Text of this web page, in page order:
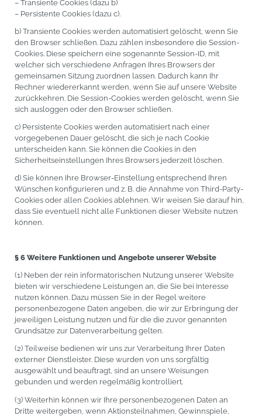
– Transiente Cookies (dazu b)
– Persistente Cookies (dazu c).
b) Transiente Cookies werden automatisiert gelöscht, wenn Sie
den Browser schließen. Dazu zählen insbesondere die Session-
Cookies. Diese speichern eine sogenannte Session-ID, mit
welcher sich verschiedene Anfragen Ihres Browsers der
gemeinsamen Sitzung zuordnen lassen. Dadurch kann Ihr
Rechner wiedererkannt werden, wenn Sie auf unsere Website
zurückkehren. Die Session-Cookies werden gelöscht, wenn Sie
sich ausloggen oder den Browser schließen.
c) Persistente Cookies werden automatisiert nach einer
vorgegebenen Dauer gelöscht, die sich je nach Cookie
unterscheiden kann. Sie können die Cookies in den
Sicherheitseinstellungen Ihres Browsers jederzeit löschen.
d) Sie können Ihre Browser-Einstellung entsprechend Ihren
Wünschen konfigurieren und z. B. die Annahme von Third-Party-
Cookies oder allen Cookies ablehnen. Wir weisen Sie darauf hin,
dass Sie eventuell nicht alle Funktionen dieser Website nutzen
können.
§ 6 Weitere Funktionen und Angebote unserer Website
(1) Neben der rein informatorischen Nutzung unserer Website
bieten wir verschiedene Leistungen an, die Sie bei Interesse
nutzen können. Dazu müssen Sie in der Regel weitere
personenbezogene Daten angeben, die wir zur Erbringung der
jeweiligen Leistung nutzen und für die die zuvor genannten
Grundsätze zur Datenverarbeitung gelten.
(2) Teilweise bedienen wir uns zur Verarbeitung Ihrer Daten
externer Dienstleister. Diese wurden von uns sorgfältig
ausgewählt und beauftragt, sind an unsere Weisungen
gebunden und werden regelmäßig kontrolliert.
(3) Weiterhin können wir Ihre personenbezogenen Daten an
Dritte weitergeben, wenn Aktionsteilnahmen, Gewinnspiele,